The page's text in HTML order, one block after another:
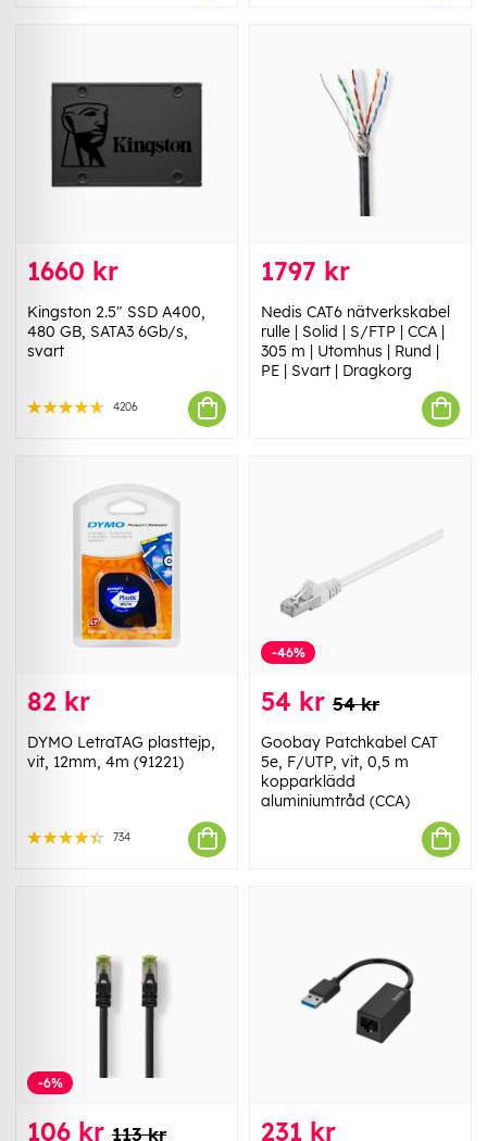
1660 kr
Kingston 2.5" SSD A400,
480 GB, SATA3 6Gb/s,
svart
4206
1797 kr
Nedis CAT6 nätverkskabel
rulle | Solid | S/FTP | CCA |
305 m | Utomhus | Rund |
PE | Svart | Dragkorg
82 kr
DYMO LetraTAG plasttejp,
vit, 12mm, 4m (91221)
734
-46%
54 kr 54 kr
Goobay Patchkabel CAT
5e, F/UTP, vit, 0,5 m
kopparklädd
aluminiumtråd (CCA)
-6%
106 kr 113 kr 231 kr